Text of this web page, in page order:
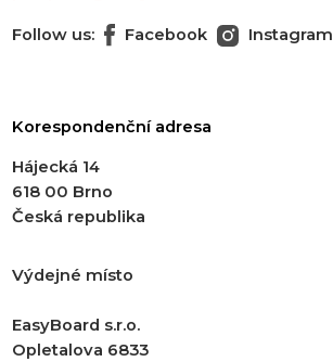
Follow us: Facebook Instagram
Korespondenční adresa
Hájecká 14
618 00 Brno
Česká republika
Výdejné místo
EasyBoard s.r.o.
Opletalova 6833